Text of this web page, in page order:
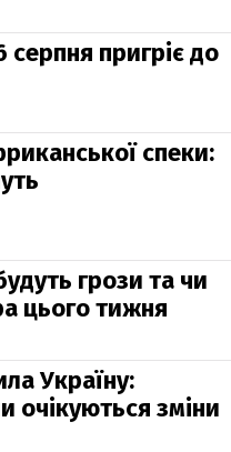
серпня пригріє до
спеки:
грози та чи
цього тижня
Україну:
очікуються зміни